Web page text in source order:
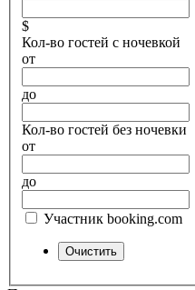
$
Кол-во гостей с ночевкой
от
до
Кол-во гостей без ночевки
от
до
Участник booking.com